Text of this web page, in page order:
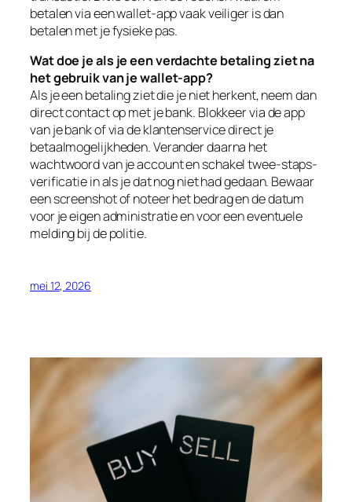
betalen via een wallet-app vaak veiliger is dan
betalen met je fysieke pas.
Wat doe je als je een verdachte betaling ziet na
het gebruik van je wallet-app?
Als je een betaling ziet die je niet herkent, neem dan
direct contact op met je bank. Blokkeer via de app
van je bank of via de klantenservice direct je
betaalmogelijkheden. Verander daarna het
wachtwoord van je account en schakel twee-staps-
verificatie in als je dat nog niet had gedaan. Bewaar
een screenshot of noteer het bedrag en de datum
voor je eigen administratie en voor een eventuele
melding bij de politie.
mei 12, 2026